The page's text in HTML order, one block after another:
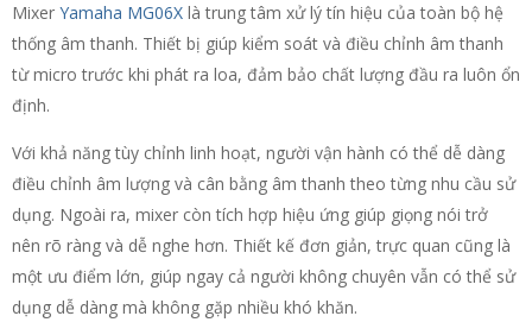
Mixer Yamaha MG06X là trung tâm xử lý tín hiệu của toàn bộ hệ
thống âm thanh. Thiết bị giúp kiểm soát và điều chỉnh âm thanh
từ micro trước khi phát ra loa, đảm bảo chất lượng đầu ra luôn ổn
định.
Với khả năng tùy chỉnh linh hoạt, người vận hành có thể dễ dàng
điều chỉnh âm lượng và cân bằng âm thanh theo từng nhu cầu sử
dụng. Ngoài ra, mixer còn tích hợp hiệu ứng giúp giọng nói trở
nên rõ ràng và dễ nghe hơn. Thiết kế đơn giản, trực quan cũng là
một ưu điểm lớn, giúp ngay cả người không chuyên vẫn có thể sử
dụng dễ dàng mà không gặp nhiều khó khăn.